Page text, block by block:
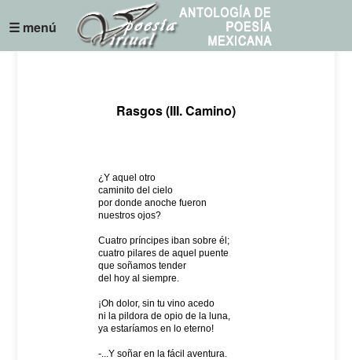
☰ menú
Rasgos (III. Camino)
¿Y aquel otro
caminito del cielo
por donde anoche fueron
nuestros ojos?
Cuatro príncipes iban sobre él;
cuatro pilares de aquel puente
que soñamos tender
del hoy al siempre.
¡Oh dolor, sin tu vino acedo
ni la pildora de opio de la luna,
ya estaríamos en lo eterno!
-...Y soñar en la fácil aventura.